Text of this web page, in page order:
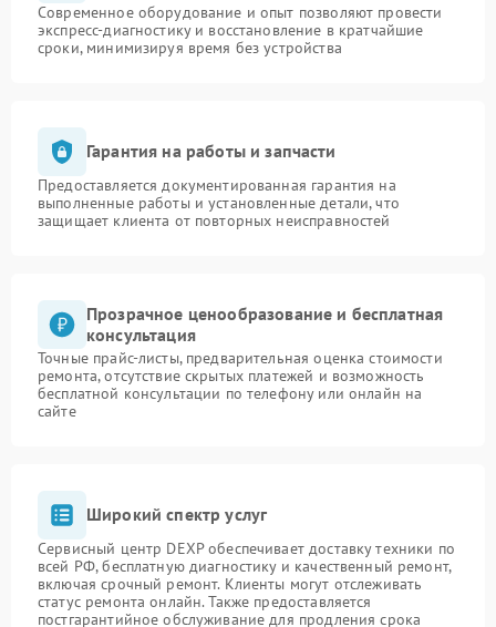
Современное оборудование и опыт позволяют провести
экспресс-диагностику и восстановление в кратчайшие
сроки, минимизируя время без устройства
Гарантия на работы и запчасти
Предоставляется документированная гарантия на
выполненные работы и установленные детали, что
защищает клиента от повторных неисправностей
Прозрачное ценообразование и бесплатная
консультация
Точные прайс-листы, предварительная оценка стоимости
ремонта, отсутствие скрытых платежей и возможность
бесплатной консультации по телефону или онлайн на
сайте
Широкий спектр услуг
Сервисный центр DEXP обеспечивает доставку техники по
всей РФ, бесплатную диагностику и качественный ремонт,
включая срочный ремонт. Клиенты могут отслеживать
статус ремонта онлайн. Также предоставляется
постгарантийное обслуживание для продления срока